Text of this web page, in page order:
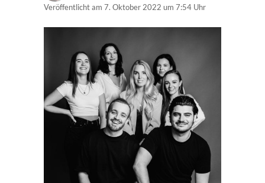
Veröffentlicht am 7. Oktober 2022 um 7:54 Uhr